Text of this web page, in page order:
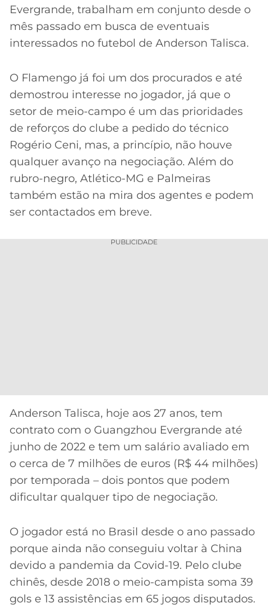
Evergrande, trabalham em conjunto desde o
mês passado em busca de eventuais
interessados no futebol de Anderson Talisca.
O Flamengo já foi um dos procurados e até
demostrou interesse no jogador, já que o
setor de meio-campo é um das prioridades
de reforços do clube a pedido do técnico
Rogério Ceni, mas, a princípio, não houve
qualquer avanço na negociação. Além do
rubro-negro, Atlético-MG e Palmeiras
também estão na mira dos agentes e podem
ser contactados em breve.
PUBLICIDADE
Anderson Talisca, hoje aos 27 anos, tem
contrato com o Guangzhou Evergrande até
junho de 2022 e tem um salário avaliado em
o cerca de 7 milhões de euros (R$ 44 milhões)
por temporada – dois pontos que podem
dificultar qualquer tipo de negociação.
O jogador está no Brasil desde o ano passado
porque ainda não conseguiu voltar à China
devido a pandemia da Covid-19. Pelo clube
chinês, desde 2018 o meio-campista soma 39
gols e 13 assistências em 65 jogos disputados.